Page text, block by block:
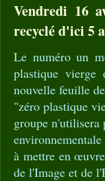
Vendredi 16
recyclé d'ici 5
Le numéro un
plastique vierge
nouvelle feuille
"zéro plastique
groupe n'utilisera
à mettre en
de l'Image et de